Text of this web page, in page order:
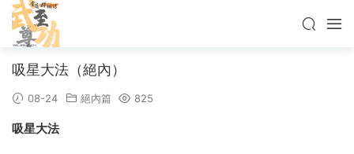
吸星大法（絕內）
08-24 絕內篇 825
吸星大法